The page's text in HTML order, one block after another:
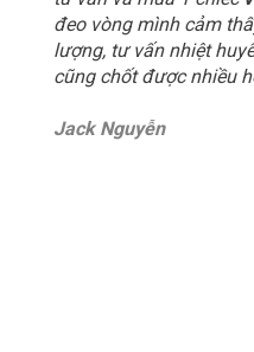
đeo vòng mình cảm
lượng, tư vấn nhiệt
cũng chốt được nhiều
Jack Nguyễn